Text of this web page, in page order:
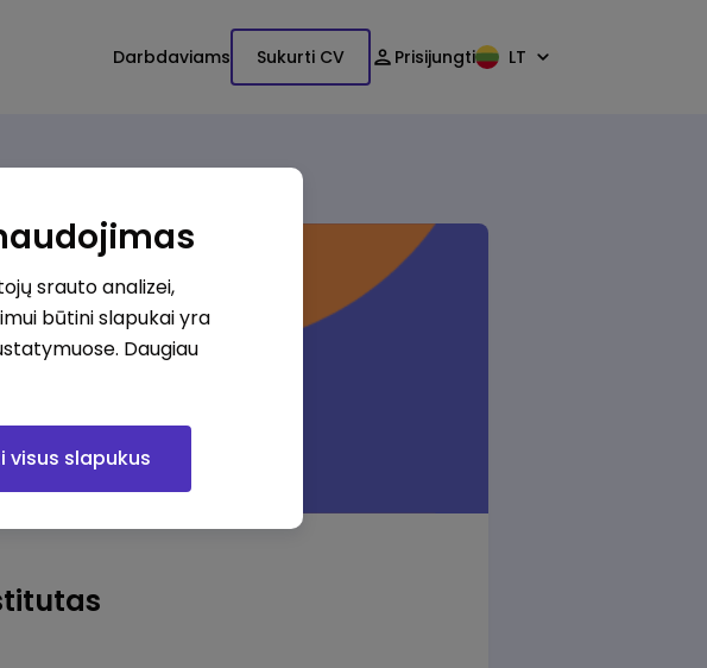
Darbdaviams Sukurti CV Prisijungti LT
srauto analizei,
būtini slapukai yra
Daugiau
visus slapukus